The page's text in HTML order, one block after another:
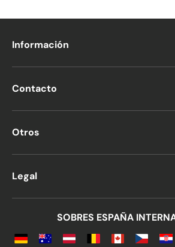
Información
Contacto
Otros
Legal
SOBRES ESPAÑA